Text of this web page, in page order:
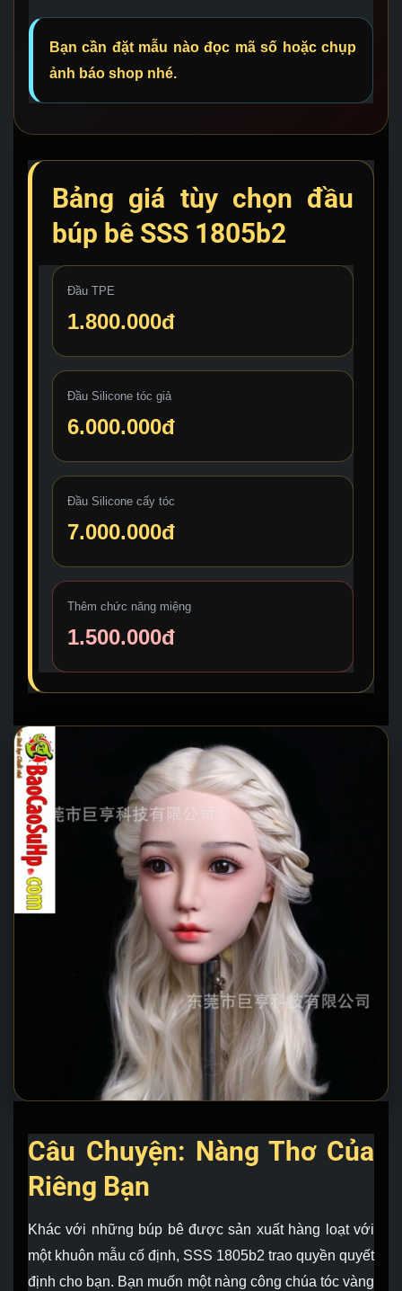
Bạn cần đặt mẫu nào đọc mã số hoặc chụp
ảnh báo shop nhé.
Bảng giá tùy chọn đầu
búp bê SSS 1805b2
Đầu TPE
1.800.000đ
Đầu Silicone tóc giả
6.000.000đ
Đầu Silicone cấy tóc
7.000.000đ
Thêm chức năng miệng
1.500.000đ
Câu Chuyện: Nàng Thơ Của
Riêng Bạn
Khác với những búp bê được sản xuất hàng loạt với
một khuôn mẫu cố định, SSS 1805b2 trao quyền quyết
định cho bạn. Bạn muốn một nàng công chúa tóc vàng